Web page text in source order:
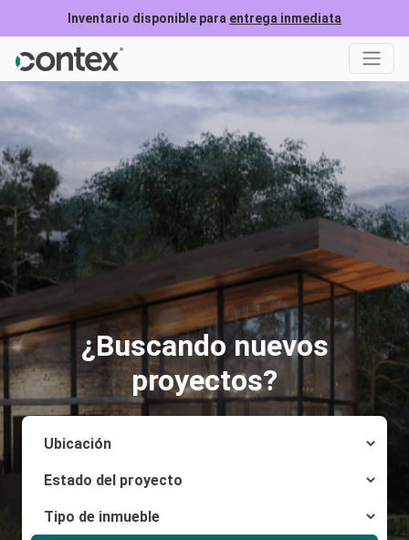
Inventario disponible para entrega inmediata
¿Buscando nuevos
proyectos?